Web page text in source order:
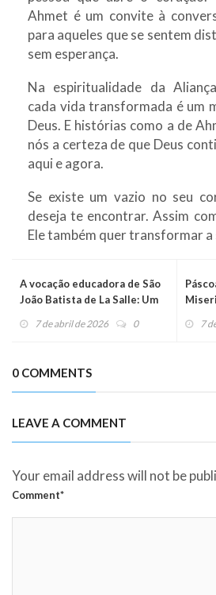
Ahmet é um convite à
para aqueles que se sentem
sem esperança.
Na espiritualidade da
cada vida transformada é um
Deus. E histórias como a de
nós a certeza de que Deus
aqui e agora.
Se existe um vazio no seu
deseja te encontrar. Assim
Ele também quer transformar a
A vocação educadora de São
João Batista de La Salle: Um
7 de abril de 2026 0 7
0 COMMENTS
LEAVE A COMMENT
Your email address will not be
Comment*